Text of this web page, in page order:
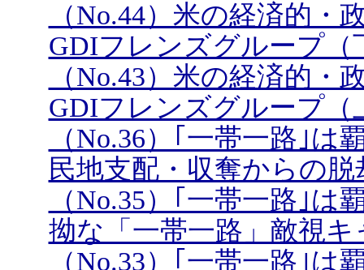
（No.44）米の経済的
GDIフレンズグループ（
（No.43）米の経済的
GDIフレンズグループ（
（No.36）｢一帯一路｣
民地支配・収奪からの
（No.35）｢一帯一路｣
拗な「一帯一路」敵視
（No.33）｢一帯一路｣